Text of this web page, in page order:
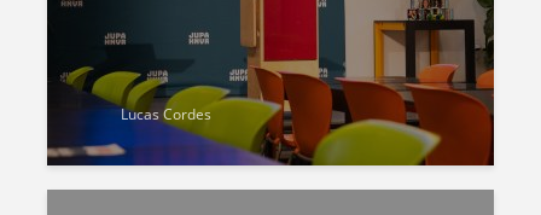
Lucas Cordes